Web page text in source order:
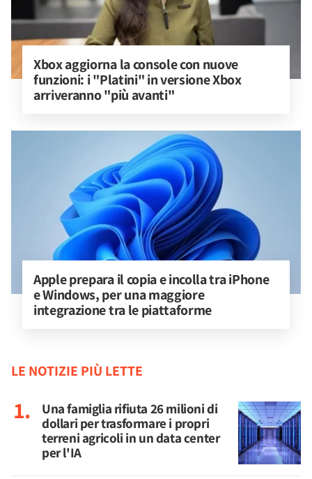
Xbox aggiorna la console con nuove
funzioni: i "Platini" in versione Xbox
arriveranno "più avanti"
Apple prepara il copia e incolla tra iPhone
e Windows, per una maggiore
integrazione tra le piattaforme
LE NOTIZIE PIÙ LETTE
Una famiglia rifiuta 26 milioni di
dollari per trasformare i propri
terreni agricoli in un data center
per l'IA